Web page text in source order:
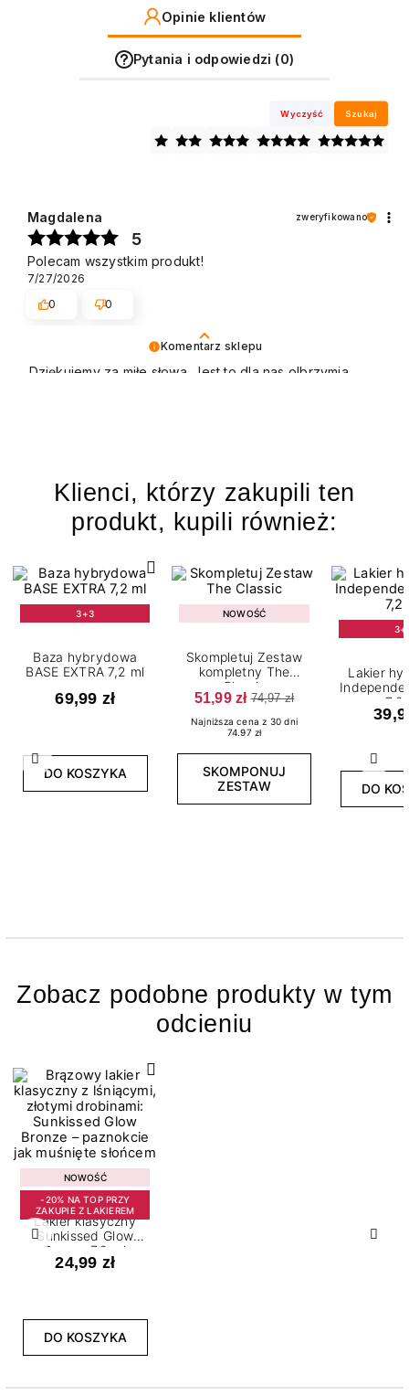
Opinie klientów
Pytania i odpowiedzi (0)
Wyczyść Szukaj
Komentarz sklepu
Dziękujemy za miłe słowa. Jest to dla nas olbrzymia
Magdalena zweryfikowano
5
Polecam wszystkim produkt!
7/27/2026
0
0
Klienci, którzy zakupili ten
produkt, kupili również:
Poprzedni
3+3
Baza hybrydowa
BASE EXTRA 7,2 ml
69,99 zł
DO KOSZYKA
NOWOŚĆ
Skompletuj Zestaw
kompletny The
Classic
51,99 zł 74,97 zł
Najniższa cena z 30 dni
74.97 zł
SKOMPONUJ
ZESTAW
Lakier
7,2
DO
Zobacz podobne produkty w tym
odcieniu
Poprzedni
NOWOŚĆ
-20% NA TOP PRZY
ZAKUPIE Z LAKIEREM
Lakier klasyczny
Sunkissed Glow
Bronze 7,2 ml
24,99 zł
DO KOSZYKA